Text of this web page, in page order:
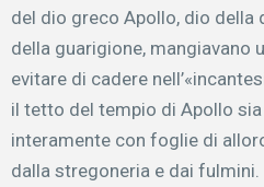
del dio greco Apollo, dio della
della guarigione, mangiavano
evitare di cadere
il tetto del tempio di Apollo
interamente con foglie di
dalla stregoneria e dai fulmini.